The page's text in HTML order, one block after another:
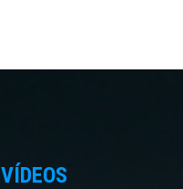
VÍDEOS